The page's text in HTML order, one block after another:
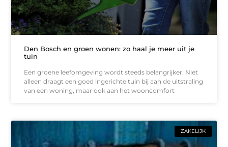
Den Bosch en groen wonen: zo haal je meer uit je
tuin
Een groene leefomgeving wordt steeds belangrijker. Niet
alleen draagt een goed ingerichte tuin bij aan de uitstraling
van een woning, maar ook aan het wooncomfort
ZAKELIJK